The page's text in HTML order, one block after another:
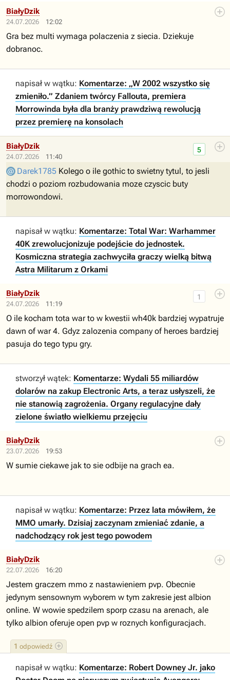
24.07.2026 12:02
BiałyDzik
Gra bez multi wymaga polaczenia z siecia. Dziekuje
dobranoc.
napisał w wątku: Komentarze: „W 2002 wszystko się
zmieniło.” Zdaniem twórcy Fallouta, premiera
Morrowinda była dla branży prawdziwą rewolucją
przez premierę na konsolach
24.07.2026 11:40
5
BiałyDzik
Darek1785 Kolego o ile gothic to swietny tytul, to jesli
chodzi o poziom rozbudowania moze czyscic buty
morrowondowi.
napisał w wątku: Komentarze: Total War: Warhammer
40K zrewolucjonizuje podejście do jednostek.
Kosmiczna strategia zachwyciła graczy wielką bitwą
Astra Militarum z Orkami
24.07.2026 11:19
1
BiałyDzik
O ile kocham tota war to w kwestii wh40k bardziej wypatruje
dawn of war 4. Gdyz zalozenia company of heroes bardziej
pasuja do tego typu gry.
stworzył wątek: Komentarze: Wydali 55 miliardów
dolarów na zakup Electronic Arts, a teraz usłyszeli, że
nie stanowią zagrożenia. Organy regulacyjne dały
zielone światło wielkiemu przejęciu
23.07.2026 19:53
BiałyDzik
W sumie ciekawe jak to sie odbije na grach ea.
napisał w wątku: Komentarze: Przez lata mówiłem, że
MMO umarły. Dzisiaj zaczynam zmieniać zdanie, a
nadchodzący rok jest tego powodem
22.07.2026 16:20
1 odpowiedź
BiałyDzik
Jestem graczem mmo z nastawieniem pvp. Obecnie
jedynym sensownym wyborem w tym zakresie jest albion
online. W wowie spedzilem sporp czasu na arenach, ale
tylko albion oferuje open pvp w roznych konfiguracjach.
napisał w wątku: Komentarze: Robert Downey Jr. jako